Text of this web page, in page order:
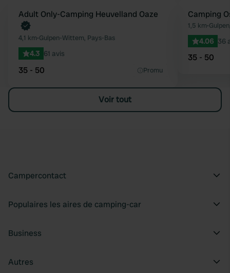
Préféré
Reserve maintenant
Adult Only-Camping Heuvelland Oaze
4,1 km•Gulpen-Wittem, Pays-Bas
4.3 61 avis
35 - 50 Promu
Camping
1,5 km•
4.06 36
35 - 50
Voir tout
Campercontact
Populaires les aires de camping-car
Business
Autres